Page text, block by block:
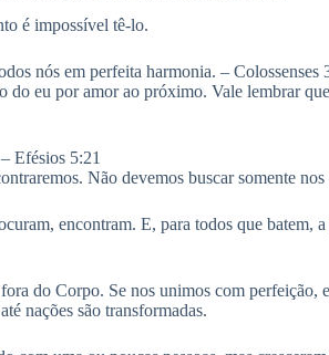
é impossível tê-lo.
nós em perfeita harmonia. – Colossenses
do eu por amor ao próximo. Vale lembrar
Efésios 5:21
Não devemos buscar somente
encontram. E, para todos que batem,
do Corpo. Se nos unimos com
nações são transformadas.